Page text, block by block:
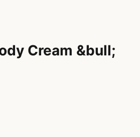
Cream &bull;